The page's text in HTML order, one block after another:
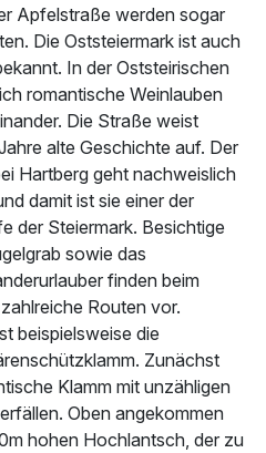
Apfelstraße werden sogar
Die Oststeiermark ist auch
In der Oststeirischen
romantische Weinlauben
Die Straße weist
alte Geschichte auf. Der
Hartberg geht nachweislich
damit ist sie einer der
der Steiermark. Besichtige
sowie das
finden beim
Routen vor.
beispielsweise die
Zunächst
Klamm mit unzähligen
Oben angekommen
hohen Hochlantsch, der zu